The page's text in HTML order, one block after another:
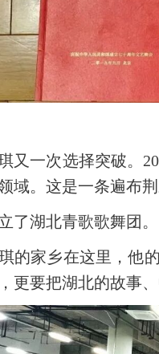
又一次选择突破。
域。这是一条遍布
了湖北青歌歌舞团。
的家乡在这里，他
更要把湖北的故事